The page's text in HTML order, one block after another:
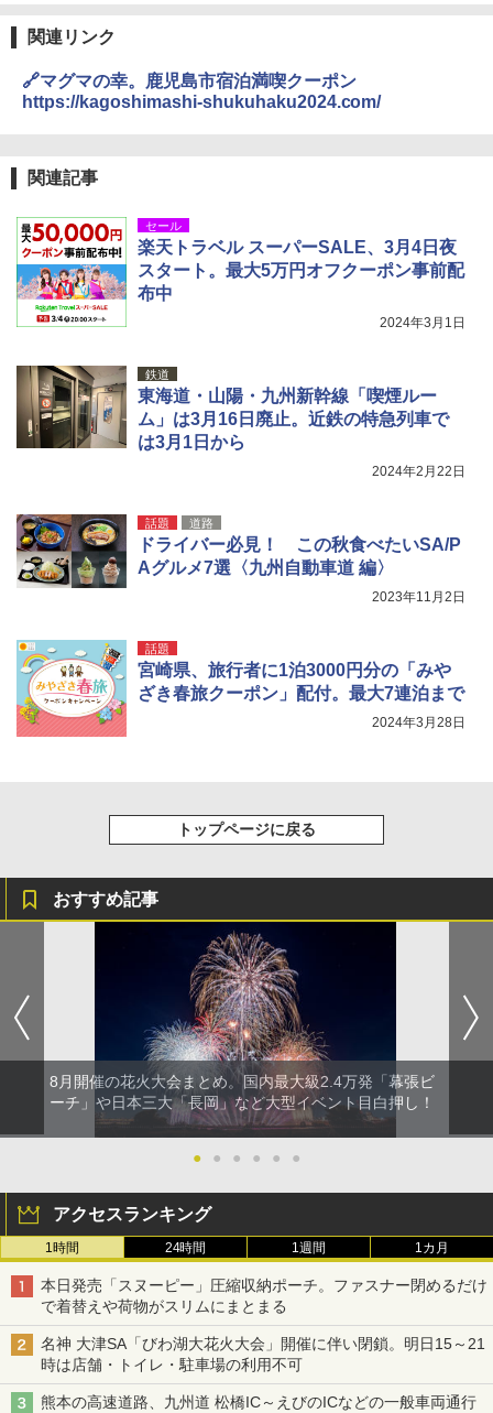
関連リンク
🔗マグマの幸。鹿児島市宿泊満喫クーポン
https://kagoshimashi-shukuhaku2024.com/
関連記事
セール
楽天トラベル スーパーSALE、3月4日夜
スタート。最大5万円オフクーポン事前配
布中
2024年3月1日
鉄道
東海道・山陽・九州新幹線「喫煙ルー
ム」は3月16日廃止。近鉄の特急列車で
は3月1日から
2024年2月22日
話題 道路
ドライバー必見！ この秋食べたいSA/P
Aグルメ7選〈九州自動車道 編〉
2023年11月2日
話題
宮崎県、旅行者に1泊3000円分の「みや
ざき春旅クーポン」配付。最大7連泊まで
2024年3月28日
トップページに戻る
おすすめ記事
8月開催の花火大会まとめ。国内最大級2.4万発「幕張ビ
ーチ」や日本三大「長岡」など大型イベント目白押し！
● ● ● ● ● ●
アクセスランキング
1時間 24時間 1週間 1カ月
本日発売「スヌーピー」圧縮収納ポーチ。ファスナー閉めるだけ
で着替えや荷物がスリムにまとまる
名神 大津SA「びわ湖大花火大会」開催に伴い閉鎖。明日15～21
時は店舗・トイレ・駐車場の利用不可
熊本の高速道路、九州道 松橋IC～えびのICなどの一般車両通行